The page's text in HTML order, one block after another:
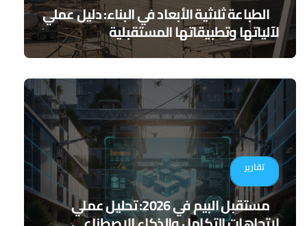
الطباعة ثلاثية الأبعاد في البناء: دليل عملي
لآلياتها وتطبيقاتها المستقبلية
تقارير
مستقبل البيم في 2026: تحليل عملي